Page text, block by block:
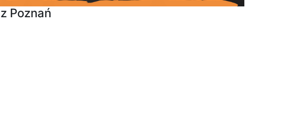
Poznań